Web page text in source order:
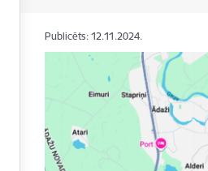
Publicēts: 12.11.2024.